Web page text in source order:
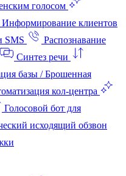
голосом
Информирование клиентов
SMS
Распознавание
Синтез речи
базы / Брошенная
кол‑центра
Голосовой бот для
исходящий обзвон